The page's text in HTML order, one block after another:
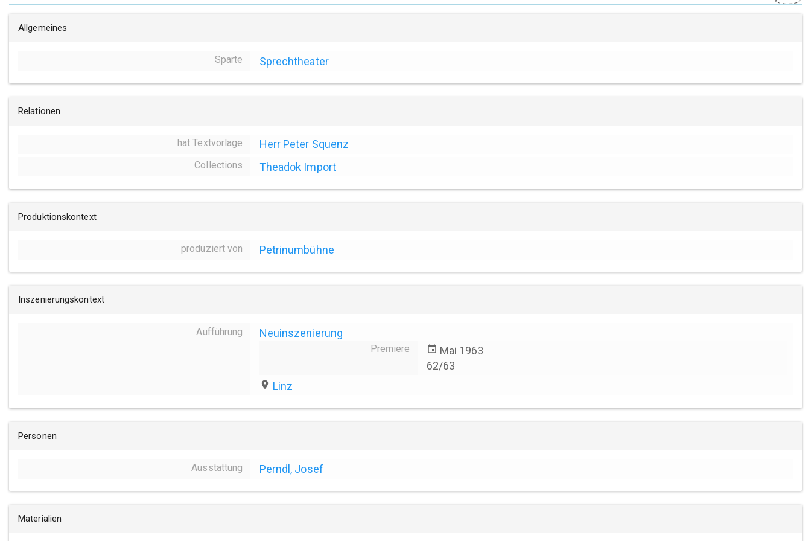
Allgemeines
Sparte Sprechtheater
Relationen
hat Textvorlage Herr Peter Squenz
Collections Theadok Import
Produktionskontext
produziert von Petrinumbühne
Inszenierungskontext
Aufführung Neuinszenierung
Premiere event Mai 1963
62/63
place Linz
Personen
Ausstattung Perndl, Josef
Materialien